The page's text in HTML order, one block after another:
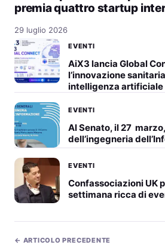
premia quattro startup
29 luglio 2026
EVENTI
AiX3 lancia Global
l’innovazione
intelligenza artificiale
EVENTI
Al Senato, il 27
dell’ingegneria
EVENTI
Confassociazioni UK
settimana ricca di
← ARTICOLO PRECEDENTE